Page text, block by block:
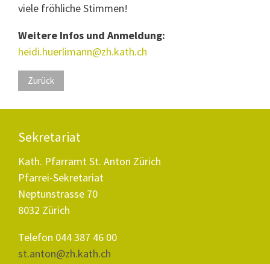
viele fröhliche Stimmen!
Weitere Infos und Anmeldung:
heidi.huerlimann@zh.kath.ch
Zurück
Sekretariat
Kath. Pfarramt St. Anton Zürich
Pfarrei-Sekretariat
Neptunstrasse 70
8032 Zürich
Telefon 044 387 46 00
st.anton@zh.kath.ch